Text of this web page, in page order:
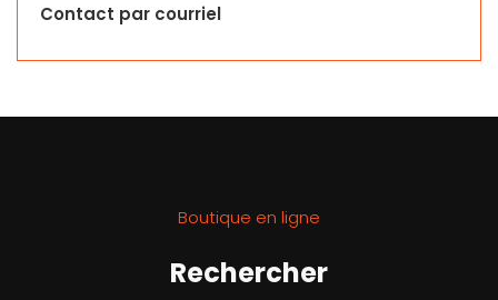
Contact par courriel
Boutique en ligne
Rechercher